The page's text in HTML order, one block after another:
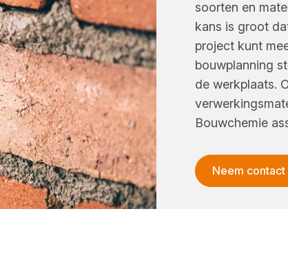
soorten en
kans is groot
project kunt
bouwplanning
de werkplaats.
Bouwchemie
Neem